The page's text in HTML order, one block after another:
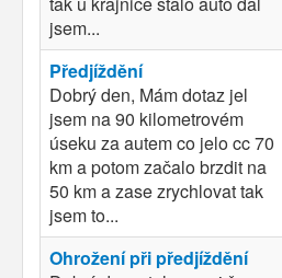
jsem...
Předjíždění
Dobrý den, Mám dotaz jel
jsem na 90 kilometrovém
úseku za autem co jelo cc 70
km a potom začalo brzdit na
50 km a zase zrychlovat tak
jsem to...
Ohrožení při předjíždění